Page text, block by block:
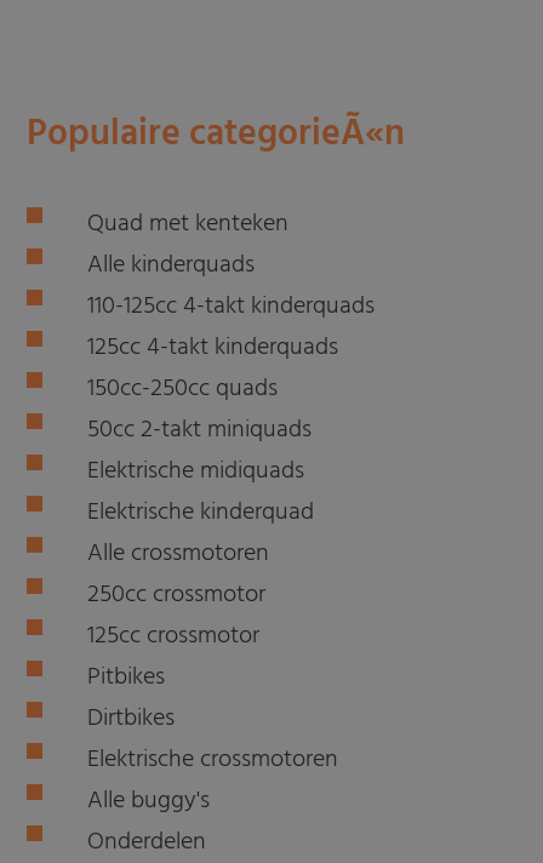
Populaire categorieÃ«n
Quad met kenteken
Alle kinderquads
110-125cc 4-takt kinderquads
125cc 4-takt kinderquads
150cc-250cc quads
50cc 2-takt miniquads
Elektrische midiquads
Elektrische kinderquad
Alle crossmotoren
250cc crossmotor
125cc crossmotor
Pitbikes
Dirtbikes
Elektrische crossmotoren
Alle buggy's
Onderdelen